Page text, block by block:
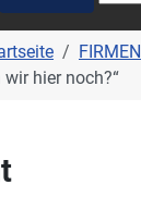
FIRMEN
hier noch?“